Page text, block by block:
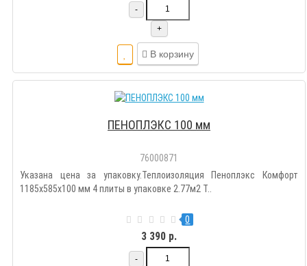
-
+
В корзину
ПЕНОПЛЭКС 100 мм
76000871
Указана цена за упаковку.Теплоизоляция Пеноплэкс Комфорт
1185х585х100 мм 4 плиты в упаковке 2.77м2 Т..
0
3 390 р.
-